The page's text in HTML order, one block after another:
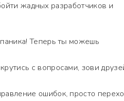
жадных разработчиков и
Теперь ты можешь
с вопросами, зови
ошибок, просто